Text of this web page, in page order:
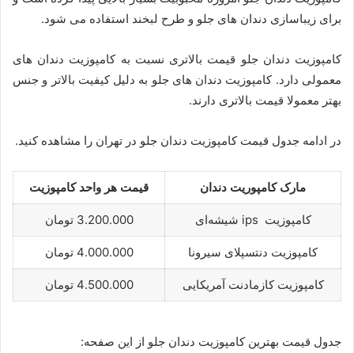
برای زیباسازی دندان های جلو و طرح لبخند استفاده می شود.
کامپوزیت دندان جلو قیمت بالاتری نسبت به کامپوزیت دندان های
معمولی دارد. کامپوزیت دندان های جلو به دلیل کیفیت بالاتر و جنس
بهتر معمولا قیمت بالاتری دارند.
در ادامه جدول قیمت کامپوزیت دندان جلو در تهران را مشاهده کنید.
مارک کامپوریت دندان قیمت هر واحد کامپوزیت
کامپوزیت ips شیشه‌ای 3.200.000 تومان
کامپوزیت دنتسپلای سیرونا 4.000.000 تومان
کامپوزیت کازمادنت آمریکایی 4.500.000 تومان
جدول قیمت بهترین کامپوزیت دندان جلو از این صفحه: